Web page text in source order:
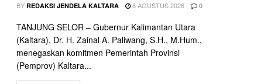
BY REDAKSI JENDELA KALTARA 8 AGUSTUS 2026 0
TANJUNG SELOR – Gubernur Kalimantan Utara
(Kaltara), Dr. H. Zainal A. Paliwang, S.H., M.Hum.,
menegaskan komitmen Pemerintah Provinsi
(Pemprov) Kaltara...